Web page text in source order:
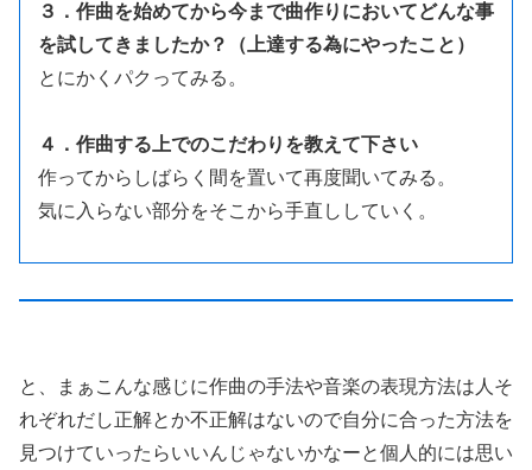
３．作曲を始めてから今まで曲作りにおいてどんな事
を試してきましたか？（上達する為にやったこと）
とにかくパクってみる。
４．作曲する上でのこだわりを教えて下さい
作ってからしばらく間を置いて再度聞いてみる。
気に入らない部分をそこから手直ししていく。
と、まぁこんな感じに作曲の手法や音楽の表現方法は人そ
れぞれだし正解とか不正解はないので自分に合った方法を
見つけていったらいいんじゃないかなーと個人的には思い